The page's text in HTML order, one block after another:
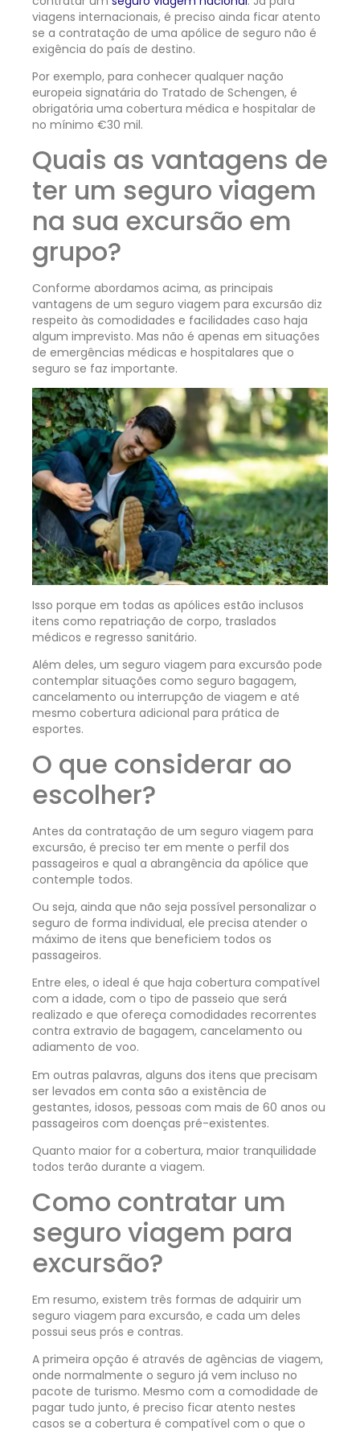
viagens internacionais, é preciso ainda ficar atento
se a contratação de uma apólice de seguro não é
exigência do país de destino.
Por exemplo, para conhecer qualquer nação
europeia signatária do Tratado de Schengen, é
obrigatória uma cobertura médica e hospitalar de
no mínimo €30 mil.
Quais as vantagens de
ter um seguro viagem
na sua excursão em
grupo?
Conforme abordamos acima, as principais
vantagens de um seguro viagem para excursão diz
respeito às comodidades e facilidades caso haja
algum imprevisto. Mas não é apenas em situações
de emergências médicas e hospitalares que o
seguro se faz importante.
Isso porque em todas as apólices estão inclusos
itens como repatriação de corpo, traslados
médicos e regresso sanitário.
Além deles, um seguro viagem para excursão pode
contemplar situações como seguro bagagem,
cancelamento ou interrupção de viagem e até
mesmo cobertura adicional para prática de
esportes.
O que considerar ao
escolher?
Antes da contratação de um seguro viagem para
excursão, é preciso ter em mente o perfil dos
passageiros e qual a abrangência da apólice que
contemple todos.
Ou seja, ainda que não seja possível personalizar o
seguro de forma individual, ele precisa atender o
máximo de itens que beneficiem todos os
passageiros.
Entre eles, o ideal é que haja cobertura compatível
com a idade, com o tipo de passeio que será
realizado e que ofereça comodidades recorrentes
contra extravio de bagagem, cancelamento ou
adiamento de voo.
Em outras palavras, alguns dos itens que precisam
ser levados em conta são a existência de
gestantes, idosos, pessoas com mais de 60 anos ou
passageiros com doenças pré-existentes.
Quanto maior for a cobertura, maior tranquilidade
todos terão durante a viagem.
Como contratar um
seguro viagem para
excursão?
Em resumo, existem três formas de adquirir um
seguro viagem para excursão, e cada um deles
possui seus prós e contras.
A primeira opção é através de agências de viagem,
onde normalmente o seguro já vem incluso no
pacote de turismo. Mesmo com a comodidade de
pagar tudo junto, é preciso ficar atento nestes
casos se a cobertura é compatível com o que o